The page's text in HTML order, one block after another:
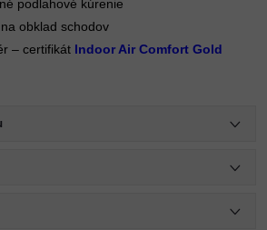
podlahové kúrenie
obklad schodov
– certifikát Indoor Air Comfort Gold